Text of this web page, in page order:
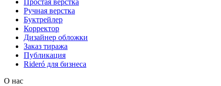
Простая верстка
Ручная верстка
Буктрейлер
Корректор
Дизайнер обложки
Заказ тиража
Публикация
Rideró для бизнеса
О нас